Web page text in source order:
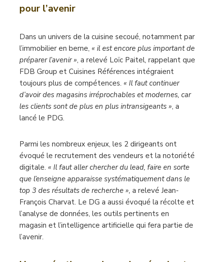
pour l’avenir
Dans un univers de la cuisine secoué, notamment par
l’immobilier en berne, « il est encore plus important de
préparer l’avenir », a relevé Loïc Paitel, rappelant que
FDB Group et Cuisines Références intégraient
toujours plus de compétences. « Il faut continuer
d’avoir des magasins irréprochables et modernes, car
les clients sont de plus en plus intransigeants », a
lancé le PDG.
Parmi les nombreux enjeux, les 2 dirigeants ont
évoqué le recrutement des vendeurs et la notoriété
digitale. « Il faut aller chercher du lead, faire en sorte
que l’enseigne apparaisse systématiquement dans le
top 3 des résultats de recherche », a relevé Jean-
François Charvat. Le DG a aussi évoqué la récolte et
l’analyse de données, les outils pertinents en
magasin et l’intelligence artificielle qui fera partie de
l’avenir.